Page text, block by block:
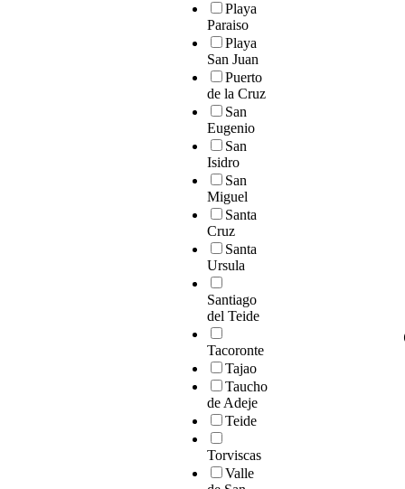
Playa
Paraiso
Playa
San Juan
Puerto
de la Cruz
San
Eugenio
San
Isidro
San
Miguel
Santa
Cruz
Santa
Ursula
Santiago
del Teide
Tacoronte
Tajao
Taucho
de Adeje
Teide
Torviscas
Valle